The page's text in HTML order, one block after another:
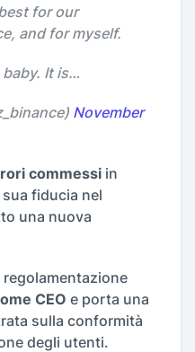
for our
and for myself.
baby. It is…
November
commessi in
fiducia nel
una nuova
CEO e porta una
sulla conformità
degli utenti.